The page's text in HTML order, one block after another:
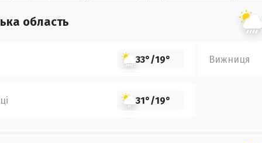
область
33°/19° Вижниця
31°/19°